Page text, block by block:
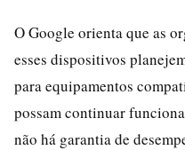
O Google orienta que as
esses dispositivos
para equipamentos
possam continuar
não há garantia de